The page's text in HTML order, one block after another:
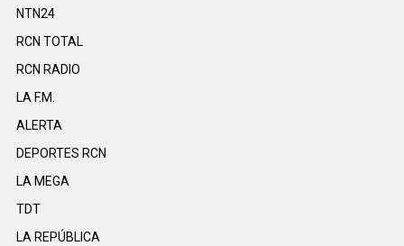
NTN24
RCN TOTAL
RCN RADIO
LA F.M.
ALERTA
DEPORTES RCN
LA MEGA
TDT
LA REPÚBLICA